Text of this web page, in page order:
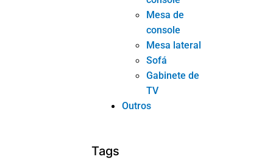
Compartilhar
Twitter
eranshemeshajl